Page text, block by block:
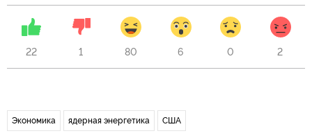
22 1 80 6 0 2
Экономика ядерная энергетика США